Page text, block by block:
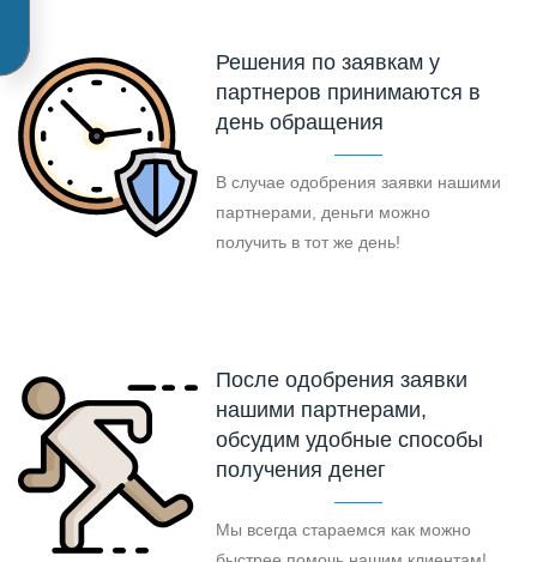
Решения по заявкам у
партнеров принимаются в
день обращения
В случае одобрения заявки нашими
партнерами, деньги можно
получить в тот же день!
После одобрения заявки
нашими партнерами,
обсудим удобные способы
получения денег
Мы всегда стараемся как можно